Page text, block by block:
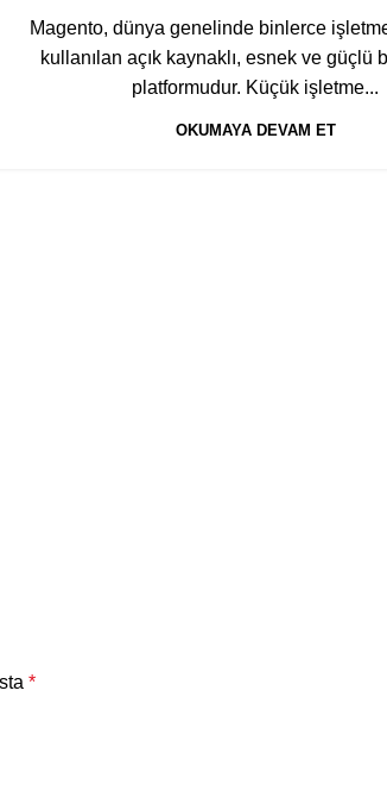
Magento, dünya genelinde binlerce
kullanılan açık kaynaklı, esnek ve güçlü
platformudur. Küçük işletme...
OKUMAYA DEVAM ET
*